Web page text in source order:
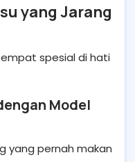
yang Jarang
spesial di hati
Model
yang pernah makan